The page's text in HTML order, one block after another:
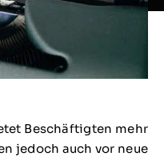
Beschäftigten mehr
jedoch auch vor neue